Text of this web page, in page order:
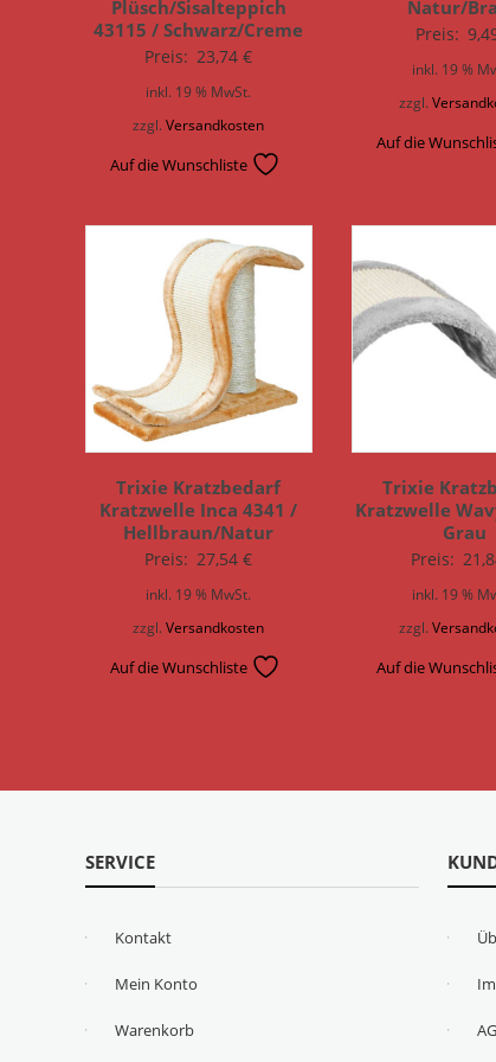
Plüsch/Sisalteppich
43115 / Schwarz/Creme
Preis: 23,74€
inkl. 19 % MwSt.
zzgl.Versandkosten
Auf die Wunschliste
Natur/
Preis:
inkl. 19 %
zzgl.
Auf die
Trixie Kratzbedarf
Kratzwelle Inca 4341 /
Hellbraun/Natur
Preis: 27,54€
inkl. 19 % MwSt.
zzgl.Versandkosten
Auf die Wunschliste
Trixie
Kratzwelle
Grau
Preis:
inkl. 19 %
zzgl.
Auf die
SERVICE
Kontakt
Mein Konto
Warenkorb